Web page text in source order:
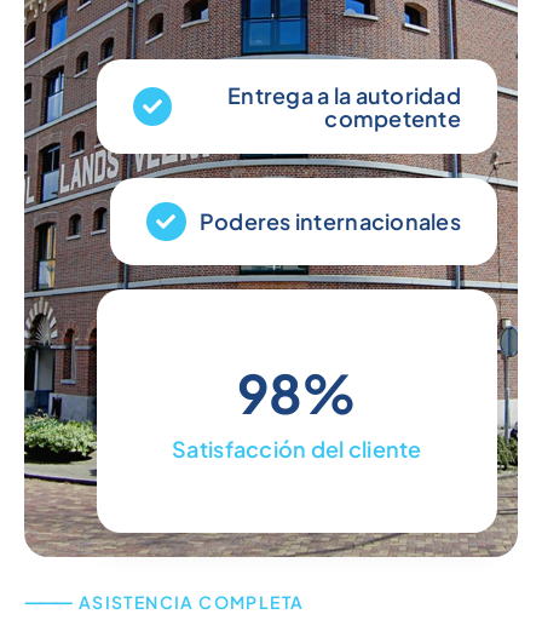
Entrega a la autoridad
competente
Poderes internacionales
98%
Satisfacción del cliente
⸻ ASISTENCIA COMPLETA